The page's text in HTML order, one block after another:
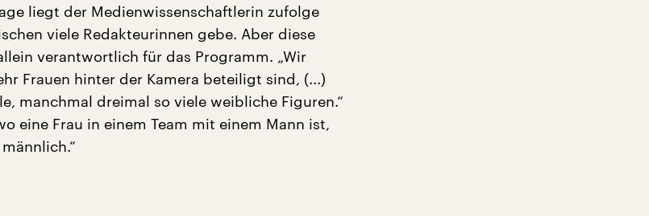
liegt der Medienwissenschaftlerin zufolge
viele Redakteurinnen gebe. Aber diese
verantwortlich für das Programm. „Wir
Frauen hinter der Kamera beteiligt sind, (...)
manchmal dreimal so viele weibliche Figuren.“
eine Frau in einem Team mit einem Mann ist,